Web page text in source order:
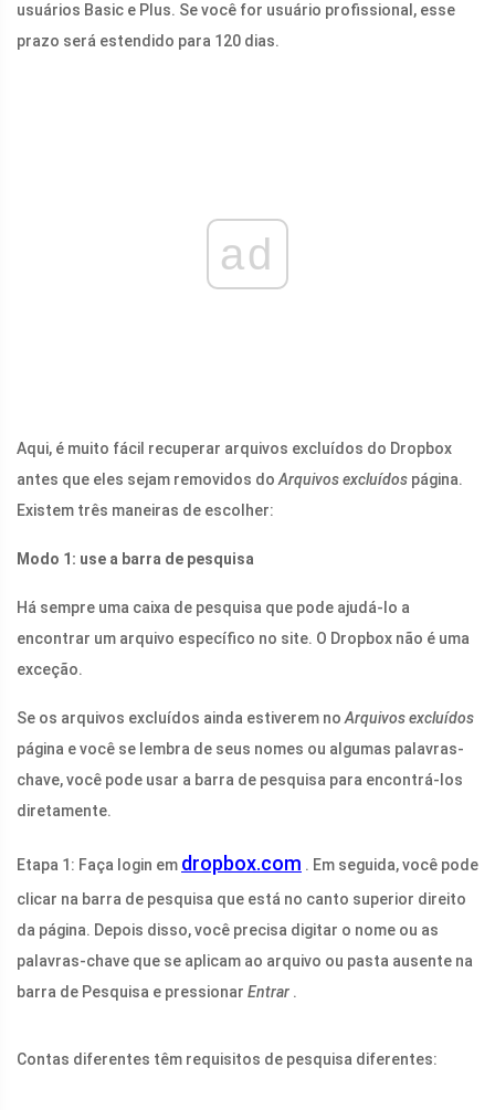
usuários Basic e Plus. Se você for usuário profissional, esse
prazo será estendido para 120 dias.
ad
Aqui, é muito fácil recuperar arquivos excluídos do Dropbox
antes que eles sejam removidos do Arquivos excluídos página.
Existem três maneiras de escolher:
Modo 1: use a barra de pesquisa
Há sempre uma caixa de pesquisa que pode ajudá-lo a
encontrar um arquivo específico no site. O Dropbox não é uma
exceção.
Se os arquivos excluídos ainda estiverem no Arquivos excluídos
página e você se lembra de seus nomes ou algumas palavras-
chave, você pode usar a barra de pesquisa para encontrá-los
diretamente.
Etapa 1: Faça login em dropbox.com . Em seguida, você pode
clicar na barra de pesquisa que está no canto superior direito
da página. Depois disso, você precisa digitar o nome ou as
palavras-chave que se aplicam ao arquivo ou pasta ausente na
barra de Pesquisa e pressionar Entrar .
Contas diferentes têm requisitos de pesquisa diferentes: